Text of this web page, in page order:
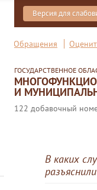
Версия для
Обращения
ГОСУДАРСТВЕННОЕ
И
122 добавочный
В каких